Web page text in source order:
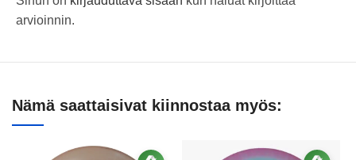
arvioinnin.
Nämä saattaisivat kiinnostaa myös: